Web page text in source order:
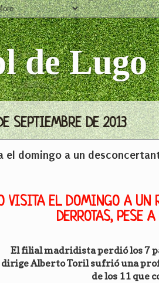
de Lugo
SEPTIEMBRE DE 2013
el domingo a un
VISITA EL DOMINGO A UN
DERROTAS, PESE
El filial madridista perdió los 7
dirige Alberto Toril sufrió una
de los 11 que